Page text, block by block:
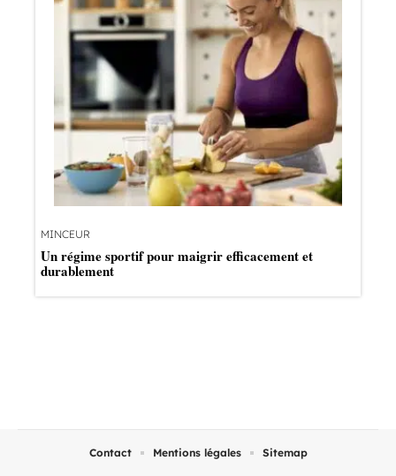
MINCEUR
Un régime sportif pour maigrir efficacement et
durablement
Contact Mentions légales Sitemap